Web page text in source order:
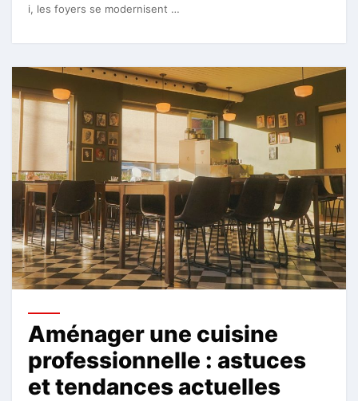
i, les foyers se modernisent …
Aménager une cuisine
professionnelle : astuces
et tendances actuelles